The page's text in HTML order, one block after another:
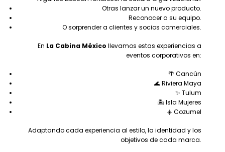
Otras lanzar un nuevo producto.
Reconocer a su equipo.
O sorprender a clientes y socios comerciales.
En La Cabina México llevamos estas experiencias a
eventos corporativos en:
🌴 Cancún
🌊 Riviera Maya
✨ Tulum
🏝️ Isla Mujeres
☀️ Cozumel
Adaptando cada experiencia al estilo, la identidad y los
objetivos de cada marca.